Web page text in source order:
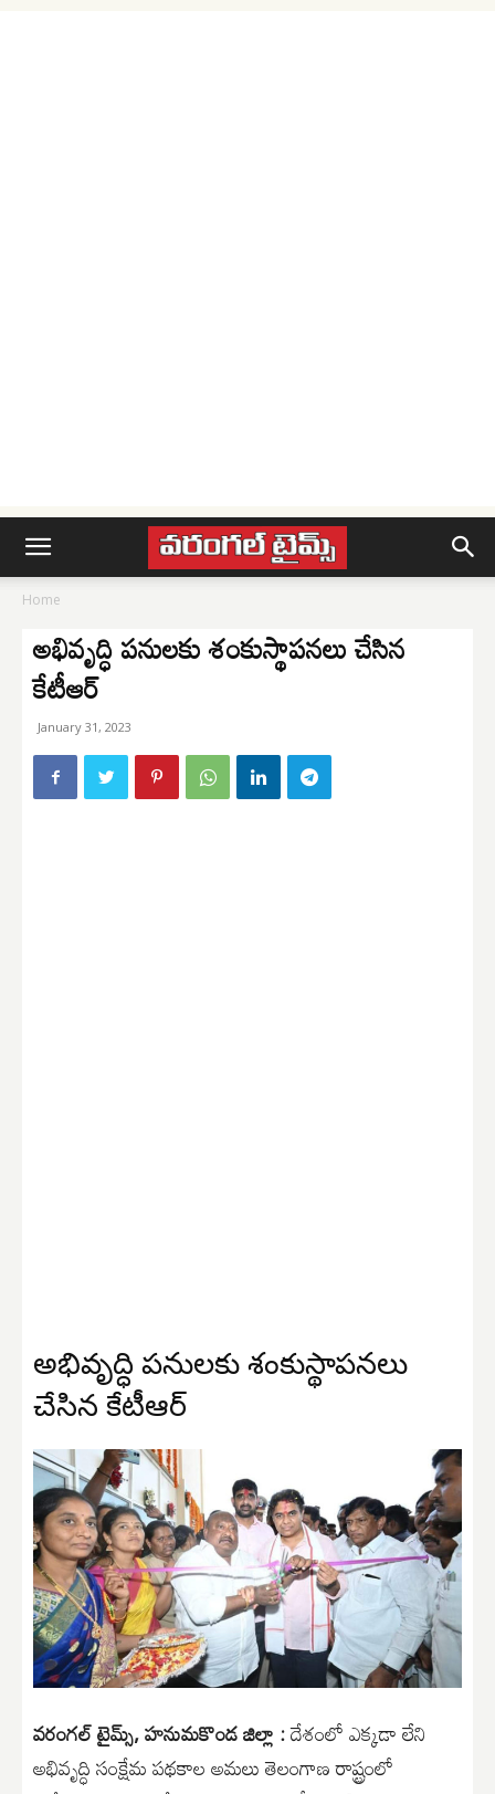
Home
అభివృద్ధి పనులకు శంకుస్థాపనలు చేసిన
కేటీఆర్
January 31, 2023
అభివృద్ధి పనులకు శంకుస్థాపనలు
చేసిన కేటీఆర్
వరంగల్ టైమ్స్, హనుమకొండ జిల్లా :దేశంలో ఎక్కడా లేని
అభివృద్ధి సంక్షేమ పథకాల అమలు తెలంగాణ రాష్ట్రంలో